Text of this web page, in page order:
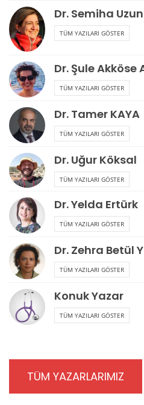
Dr. Semiha
TÜM YAZILARI GÖSTER
Dr. Şule Akköse
TÜM YAZILARI GÖSTER
Dr. Tamer KAYA
TÜM YAZILARI GÖSTER
Dr. Uğur Köksal
TÜM YAZILARI GÖSTER
Dr. Yelda Ertürk
TÜM YAZILARI GÖSTER
Dr. Zehra Betül
TÜM YAZILARI GÖSTER
Konuk Yazar
TÜM YAZILARI GÖSTER
TÜM YAZARLARIMIZ